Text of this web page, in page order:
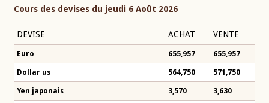
Cours des devises du jeudi 6 Août 2026
DEVISE ACHAT VENTE
Euro 655,957 655,957
Dollar us 564,750 571,750
Yen japonais 3,570 3,630